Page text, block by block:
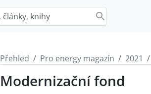
Přehled Pro energy magazín 2021
Modernizační fond